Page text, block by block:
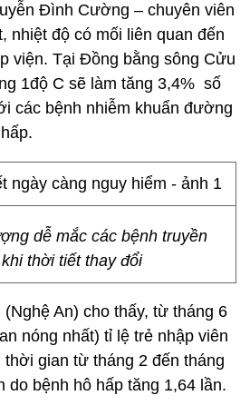
Đình Cường – chuyên viên
nhiệt độ có mối liên quan đến
viện. Tại Đồng bằng sông Cửu
1độ C sẽ làm tăng 3,4% số
các bệnh nhiễm khuẩn đường
dễ mắc các bệnh truyền
thời tiết thay đổi
An) cho thấy, từ tháng 6
nóng nhất) tỉ lệ trẻ nhập viên
gian từ tháng 2 đến tháng
do bệnh hô hấp tăng 1,64 lần.